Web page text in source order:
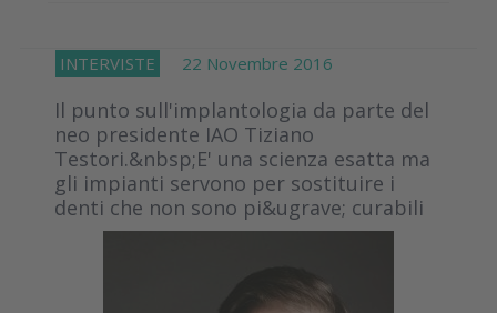
INTERVISTE 22 Novembre 2016
Il punto sull'implantologia da parte del
neo presidente IAO Tiziano
Testori.&nbsp;E' una scienza esatta ma
gli impianti servono per sostituire i
denti che non sono pi&ugrave; curabili